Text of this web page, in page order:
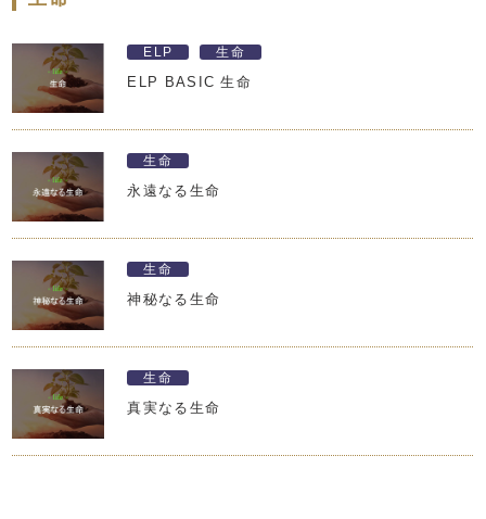
ELP 生命
ELP BASIC 生命
生命
永遠なる生命
生命
神秘なる生命
生命
真実なる生命